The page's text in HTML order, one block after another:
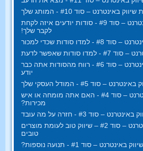
באינטרנט – סוד #10 - המותג שלך
סודות שיווק באינטרנט – סוד #9 - סודות יודעים איזה לקחת
לקבר שלך!
למדו סודות שכדי למכור
סודות שאפשר לדעת
סודות שיווק באינטרנט – סוד #6 - רווח מהסודות אתה כבר
יודע
– סוד #5 - המודל העסקי שלך
סודות שיווק באינטרנט – סוד #4 - האם אתה מומחה או איש
מכירות?
– סוד #3 - חזרה על מה עובד
סודות שיווק באינטרנט – סוד #2 – שיווק טוב לעומת מוצרים
טובים
באינטרנט – סוד #1 - תנועה נוספות?